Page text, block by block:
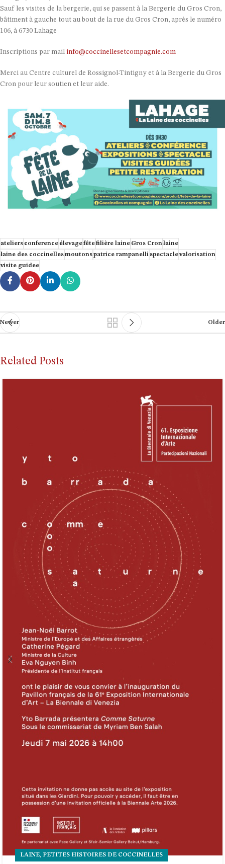
Sauf les visites de la bergerie, qui se passent à la Bergerie du Gros Cron,
bâtiment à gauche tout au bout de la rue du Gros Cron, après le numéro
106, à 6730 Lahage
Inscriptions par mail info@coccinellesetcompagnie.com
Merci au Centre culturel de Rossignol-Tintigny et à la Bergerie du Gros
Cron pour leur soutien et leur aide.
ateliersconferenceélevagefêtefilière laineGros Cronlaine
laine des coccinellesmoutonspatrice rampanellispectaclevalorisation
visite guidee
Newer Older
Related Posts
LAINE, PETITES HISTOIRES DE COCCINELLES